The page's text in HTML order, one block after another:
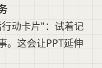
动卡片"：试着记
。这会让PPT延伸